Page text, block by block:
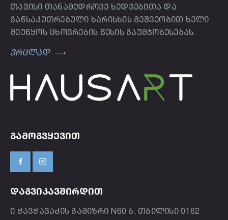
თავისი თანამედროვე ხედვებითა და
განსაკუთრებული ხარისხის მეშვეობით ხელი
შეუწყოს ცხოვრების წესის გაუმჯობესებას.
ვრცლად
ᲒᲐᲛᲝᲒᲕᲧᲔᲕᲘᲗ
ᲓᲐᲒᲕᲘᲙᲐᲕᲨᲘᲠᲓᲘᲗ
ი.ჭავჭავაძის გამიზრი N60 ბ, თბილისი 0162